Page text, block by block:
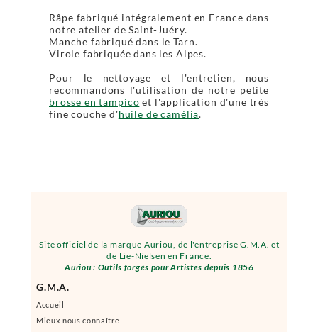
Site officiel de la marque Auriou, de l'entreprise G.M.A. et
de Lie-Nielsen en France.
Auriou : Outils forgés pour Artistes depuis 1856
G.M.A.
Accueil
Mieux nous connaître
Râpe fabriqué intégralement en France dans
notre atelier de Saint-Juéry.
Manche fabriqué dans le Tarn.
Virole fabriquée dans les Alpes.
Pour le nettoyage et l'entretien, nous
recommandons l'utilisation de notre petite
brosse en tampico et l'application d'une très
fine couche d'huile de camélia.